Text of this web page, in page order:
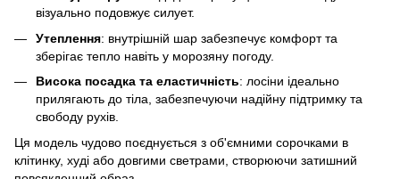
візуально подовжує силует.
Утеплення: внутрішній шар забезпечує комфорт та
зберігає тепло навіть у морозяну погоду.
Висока посадка та еластичність: лосіни ідеально
прилягають до тіла, забезпечуючи надійну підтримку та
свободу рухів.
Ця модель чудово поєднується з об'ємними сорочками в
клітинку, худі або довгими светрами, створюючи затишний